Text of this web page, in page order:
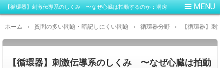
【循環器】刺激伝導系のしくみ 〜なぜ心臓は拍動するのか：洞房
ホーム › 質問の多い問題・暗記しにくい問題 › 循環器分野 › 【循環器】
【循環器】刺激伝導系のしくみ 〜なぜ心臓は拍動